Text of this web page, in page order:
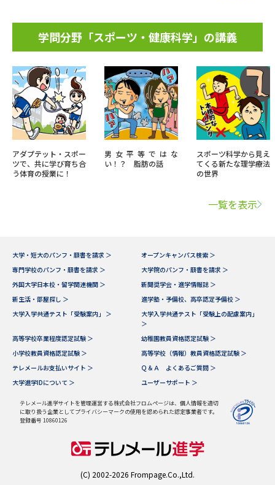
学問分野「スポーツ・健康科学」の講義
アダプテット・スポー
ツで、共に学び育ち合
う体育の授業に！
男女平等ではな
い！？ 脂肪の話
スポーツ科学から見え
てくる新たな理学療法
の世界
一覧を表示
大学・短大のパンフ・願書を請求 ＞
オープンキャンパス検索 ＞
専門学校のパンフ・願書を請求 ＞
大学院のパンフ・願書を請求 ＞
外国大学日本校・留学関連機関 ＞
新聞奨学会・進学情報誌 ＞
新生活・部屋探し ＞
進学塾・予備校、高卒認定予備校 ＞
大学入学共通テスト「受験案内」 ＞
大学入学共通テスト「受験上の配慮案内」
＞
高等学校卒業程度認定試験 ＞
幼稚園教員資格認定試験 ＞
小学校教員資格認定試験 ＞
高等学校（情報）教員資格認定試験 ＞
テレメールお支払いサイト ＞
Ｑ＆Ａ よくあるご質問 ＞
大学進学IDについて ＞
ユーザーサポート ＞
テレメール進学サイトを管理運営する株式会社フロムページは、個人情報を適切
に取り扱う企業としてプライバシーマークの使用を認められた認定事業者です。
登録番号 10860126
(C) 2002-2026 Frompage.Co.,Ltd.